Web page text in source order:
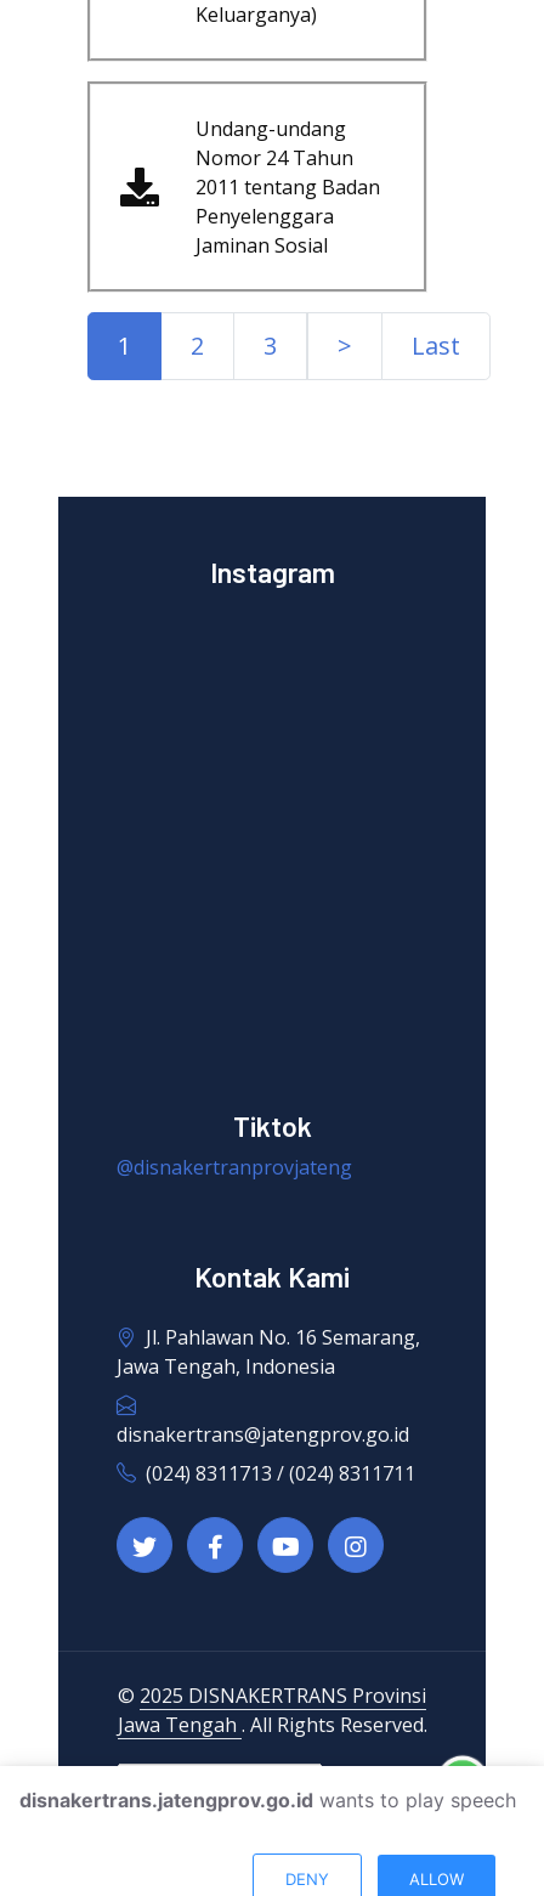
Keluarganya)
Undang-undang
Nomor 24 Tahun
2011 tentang Badan
Penyelenggara
Jaminan Sosial
1 2 3 > Last
Instagram
Tiktok
@disnakertranprovjateng
Kontak Kami
Jl. Pahlawan No. 16 Semarang,
Jawa Tengah, Indonesia
disnakertrans@jatengprov.go.id
(024) 8311713 / (024) 8311711
© 2025 DISNAKERTRANS Provinsi
Jawa Tengah . All Rights Reserved.
disnakertrans.jatengprov.go.id wants to play speech
DENY ALLOW